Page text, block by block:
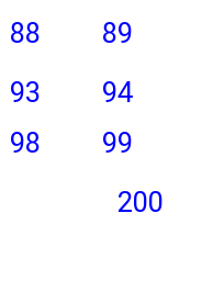
88
89
93
94
98
99
200